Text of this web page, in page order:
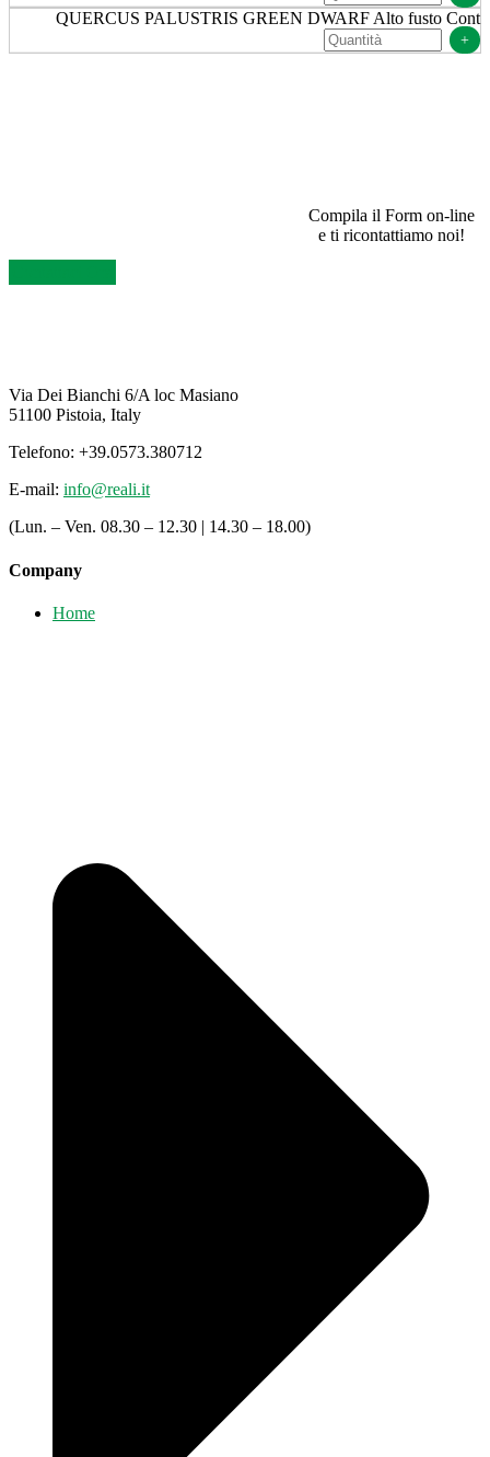
QUERCUS PALUSTRIS GREEN DWARF Alto fusto Cont
+
Compila il Form on-line
e ti ricontattiamo noi!
Via Dei Bianchi 6/A loc Masiano
51100 Pistoia, Italy
Telefono: +39.0573.380712
E-mail: info@reali.it
(Lun. – Ven. 08.30 – 12.30 | 14.30 – 18.00)
Company
Home